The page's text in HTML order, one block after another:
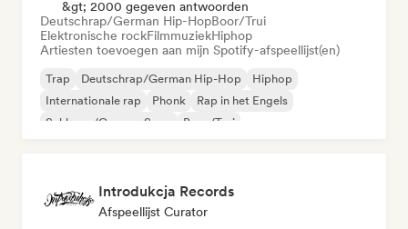
&gt; 2000 gegeven antwoorden
Deutschrap/German Hip-HopBoor/Trui
Elektronische rockFilmmuziekHiphop
Artiesten toevoegen aan mijn Spotify-afspeellijst(en)
Trap Deutschrap/German Hip-Hop
Hiphop
Internationale rap
Phonk
Rap in het Engels
Schlager/German Song
Boor/Trui
Introdukcja Records
Afspeellijst Curator